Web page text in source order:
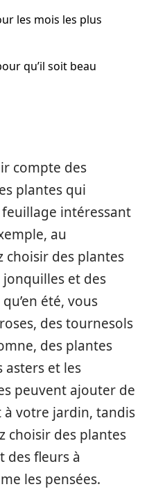
les mois les plus
qu’il soit beau
compte des
plantes qui
intéressant
au
choisir des plantes
et des
été, vous
des tournesols
des plantes
asters et les
peuvent ajouter de
à votre jardin, tandis
choisir des plantes
des fleurs à
les pensées.